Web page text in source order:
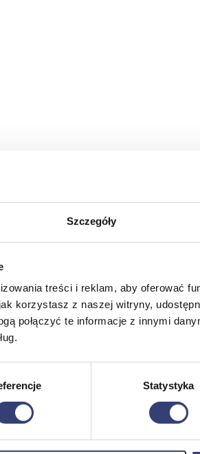
Szczegóły
treści i reklam, aby oferować
korzystasz z naszej witryny,
połączyć te informacje z innymi
Statystyka